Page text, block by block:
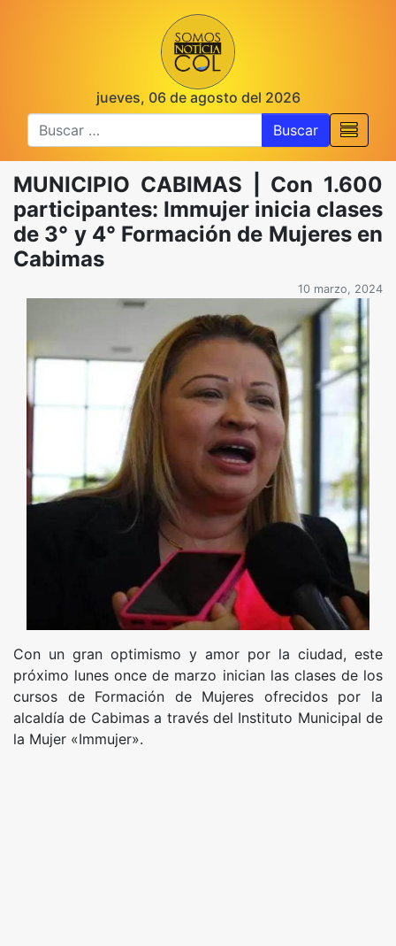
jueves, 06 de agosto del 2026
Buscar
MUNICIPIO CABIMAS | Con 1.600
participantes: Immujer inicia clases
de 3° y 4° Formación de Mujeres en
Cabimas
10 marzo, 2024
Con un gran optimismo y amor por la ciudad, este
próximo lunes once de marzo inician las clases de los
cursos de Formación de Mujeres ofrecidos por la
alcaldía de Cabimas a través del Instituto Municipal de
la Mujer «Immujer».